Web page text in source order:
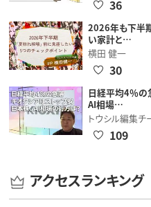
36
2026年も下半
い家計と…
横田 健一
30
日経平均4％の
AI相場…
トウシル編集チ
109
アクセスランキング